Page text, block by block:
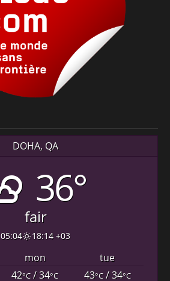
DOHA, QA
36°
fair
05:04 18:14 +03
mon
tue
42°C/ 34°C 43°C/ 34°C